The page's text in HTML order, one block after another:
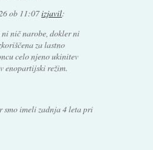
ob 11:07izjavil:
nič narobe, dokler ni
za lastno
celo njeno ukinitev
enopartijski režim.
smo imeli zadnja 4 leta pri